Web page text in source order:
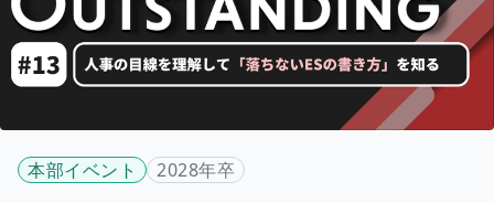
本部イベント 2028年卒